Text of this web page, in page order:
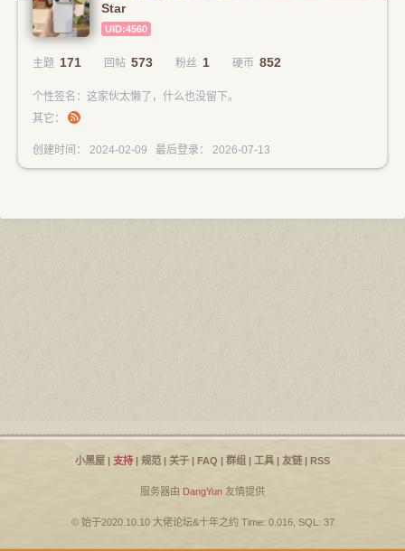
Star
UID:4560
主题 171 回帖 573 粉丝 1 硬币 852
个性签名：这家伙太懒了，什么也没留下。
其它：
创建时间： 2024-02-09 最后登录： 2026-07-13
小黑屋 | 支持 | 规范 | 关于 | FAQ | 群组 | 工具 | 友链 | RSS
服务器由 DangYun 友情提供
© 始于2020.10.10 大佬论坛&十年之约Time: 0.016, SQL: 37